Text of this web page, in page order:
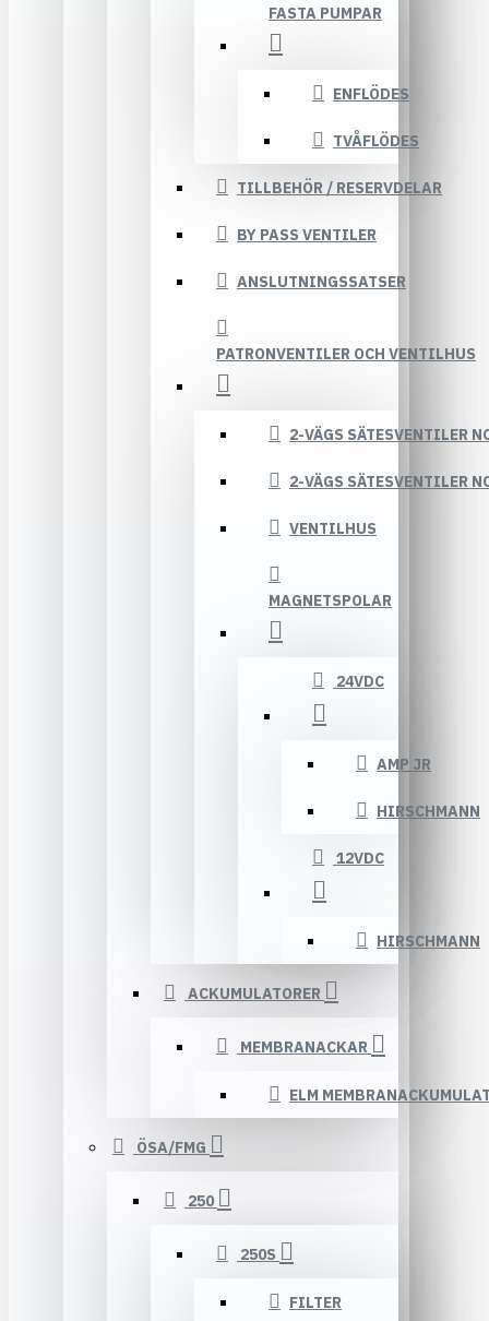
FASTA PUMPAR
ENFLÖDES
TVÅFLÖDES
TILLBEHÖR / RESERVDELAR
BY PASS VENTILER
ANSLUTNINGSSATSER
PATRONVENTILER OCH VENTILHUS
2-VÄGS SÄTESVENTILER
2-VÄGS SÄTESVENTILER
VENTILHUS
MAGNETSPOLAR
24VDC
AMP JR
HIRSCHMANN
12VDC
HIRSCHMANN
ACKUMULATORER
MEMBRANACKAR
ELM
ÖSA/FMG
250
250S
FILTER